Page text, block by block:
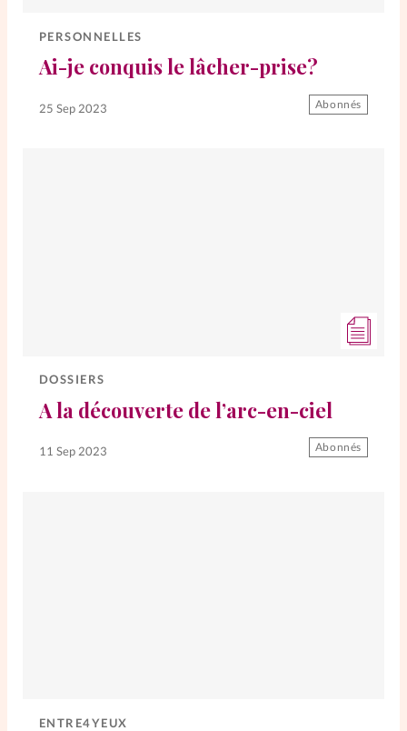
PERSONNELLES
Ai-je conquis le lâcher-prise?
25 Sep 2023 Abonnés
DOSSIERS
A la découverte de l’arc-en-ciel
11 Sep 2023 Abonnés
ENTRE4YEUX